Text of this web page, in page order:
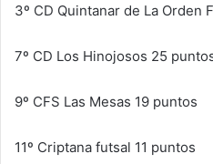
3º CD Quintanar de La Orden
7º CD Los Hinojosos 25
9º CFS Las Mesas 19 puntos
11º Criptana futsal 11 puntos